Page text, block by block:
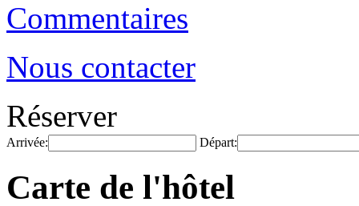
Commentaires
Nous contacter
Réserver
Arrivée: Départ:
Carte de l'hôtel